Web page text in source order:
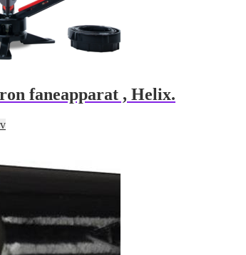
faneapparat , Helix.